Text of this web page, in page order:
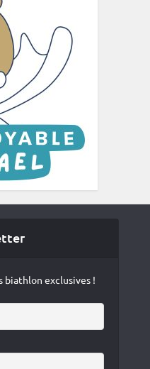
biathlon exclusives !